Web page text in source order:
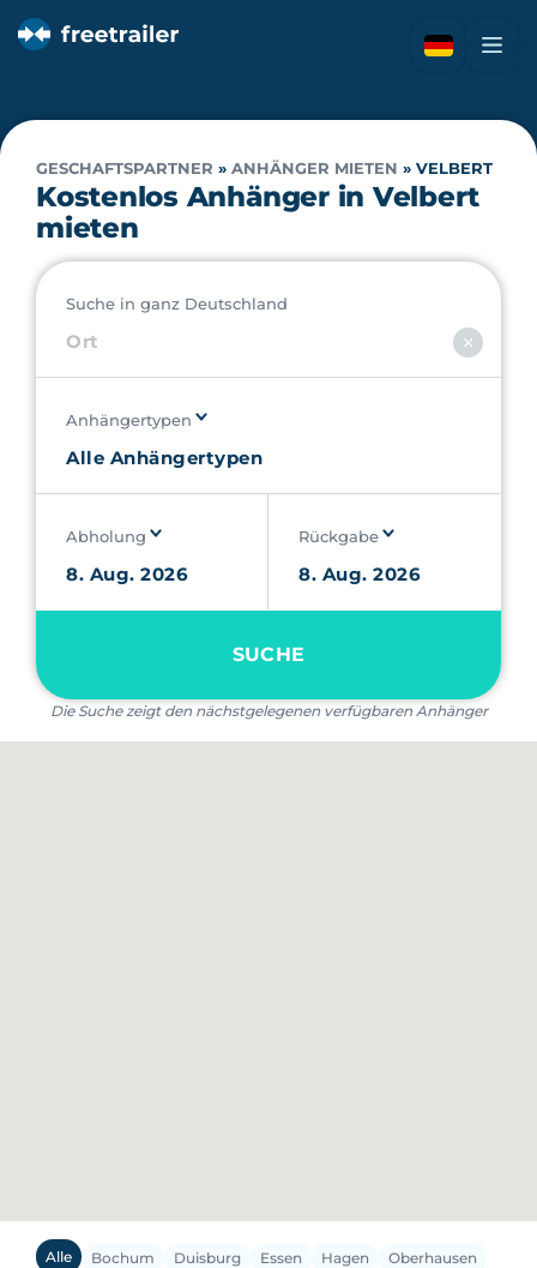
GESCHAFTSPARTNER » ANHÄNGER MIETEN » VELBERT
Kostenlos Anhänger in Velbert
mieten
Suche in ganz Deutschland
Anhängertypen
Abholung Rückgabe
SUCHE
Die Suche zeigt den nächstgelegenen verfügbaren Anhänger
Alle Bochum Duisburg Essen Hagen
Oberhausen